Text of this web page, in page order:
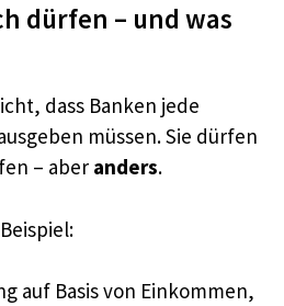
dürfen – und was
dass Banken jede
müssen. Sie dürfen
– aber anders.
auf Basis von Einkommen,